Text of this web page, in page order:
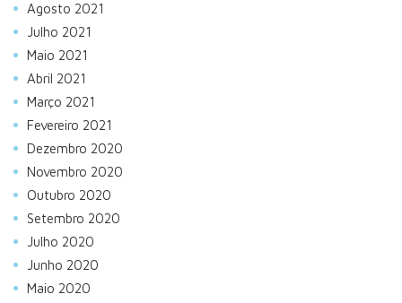
Agosto 2021
Julho 2021
Maio 2021
Abril 2021
Março 2021
Fevereiro 2021
Dezembro 2020
Novembro 2020
Outubro 2020
Setembro 2020
Julho 2020
Junho 2020
Maio 2020